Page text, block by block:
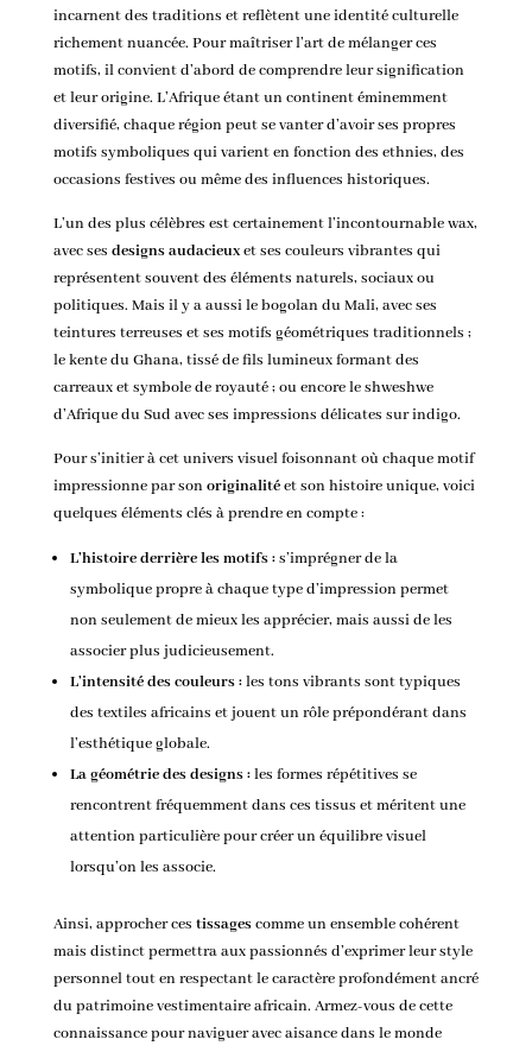
incarnent des traditions et reflètent une identité culturelle
richement nuancée. Pour maîtriser l’art de mélanger ces
motifs, il convient d’abord de comprendre leur signification
et leur origine. L’Afrique étant un continent éminemment
diversifié, chaque région peut se vanter d’avoir ses propres
motifs symboliques qui varient en fonction des ethnies, des
occasions festives ou même des influences historiques.
L’un des plus célèbres est certainement l’incontournable wax,
avec ses designs audacieuxet ses couleurs vibrantes qui
représentent souvent des éléments naturels, sociaux ou
politiques. Mais il y a aussi le bogolan du Mali, avec ses
teintures terreuses et ses motifs géométriques traditionnels ;
le kente du Ghana, tissé de fils lumineux formant des
carreaux et symbole de royauté ; ou encore le shweshwe
d’Afrique du Sud avec ses impressions délicates sur indigo.
Pour s’initier à cet univers visuel foisonnant où chaque motif
impressionne par sonoriginalitéet son histoire unique, voici
quelques éléments clés à prendre en compte :
L’histoire derrière les motifs :s’imprégner de la
symbolique propre à chaque type d’impression permet
non seulement de mieux les apprécier, mais aussi de les
associer plus judicieusement.
L’intensité des couleurs :les tons vibrants sont typiques
des textiles africains et jouent un rôle prépondérant dans
l’esthétique globale.
La géométrie des designs :les formes répétitives se
rencontrent fréquemment dans ces tissus et méritent une
attention particulière pour créer un équilibre visuel
lorsqu’on les associe.
Ainsi, approcher ces tissagescomme un ensemble cohérent
mais distinct permettra aux passionnés d’exprimer leur style
personnel tout en respectant le caractère profondément ancré
du patrimoine vestimentaire africain. Armez-vous de cette
connaissance pour naviguer avec aisance dans le monde